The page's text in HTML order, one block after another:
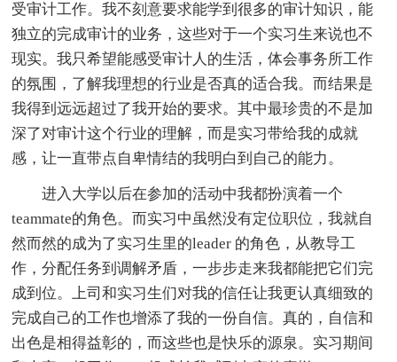
受审计工作。我不刻意要求能学到很多的审计知识，能
独立的完成审计的业务，这些对于一个实习生来说也不
现实。我只希望能感受审计人的生活，体会事务所工作
的氛围，了解我理想的行业是否真的适合我。而结果是
我得到远远超过了我开始的要求。其中最珍贵的不是加
深了对审计这个行业的理解，而是实习带给我的成就
感，让一直带点自卑情结的我明白到自己的能力。
进入大学以后在参加的活动中我都扮演着一个
teammate的角色。而实习中虽然没有定位职位，我就自
然而然的成为了实习生里的leader 的角色，从教导工
作，分配任务到调解矛盾，一步步走来我都能把它们完
成到位。上司和实习生们对我的信任让我更认真细致的
完成自己的工作也增添了我的一份自信。真的，自信和
出色是相得益彰的，而这些也是快乐的源泉。实习期间